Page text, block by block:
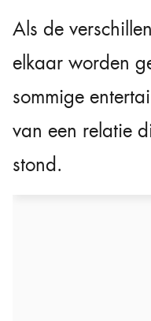
Als de
elkaar worden
sommige
van een relatie
stond.